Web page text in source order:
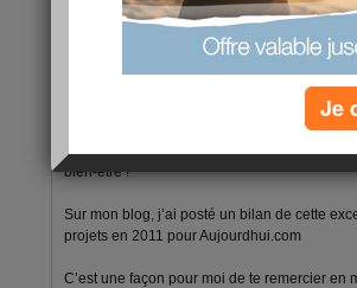
fabrice-boutain
publié le 18/01/2011 à 08:10
Je te souhaite une excellente année 2011,
bien-être !
Sur mon blog, j’ai posté un bilan de cette
projets en 2011 pour Aujourdhui.com
C’est une façon pour moi de te remercier en
Je